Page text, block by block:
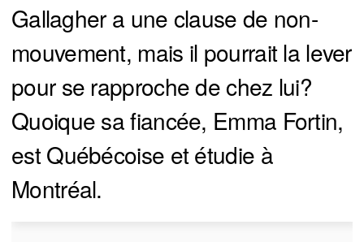
Gallagher a une clause de non-
mouvement, mais il pourrait la lever
pour se rapproche de chez lui?
Quoique sa fiancée, Emma Fortin,
est Québécoise et étudie à
Montréal.